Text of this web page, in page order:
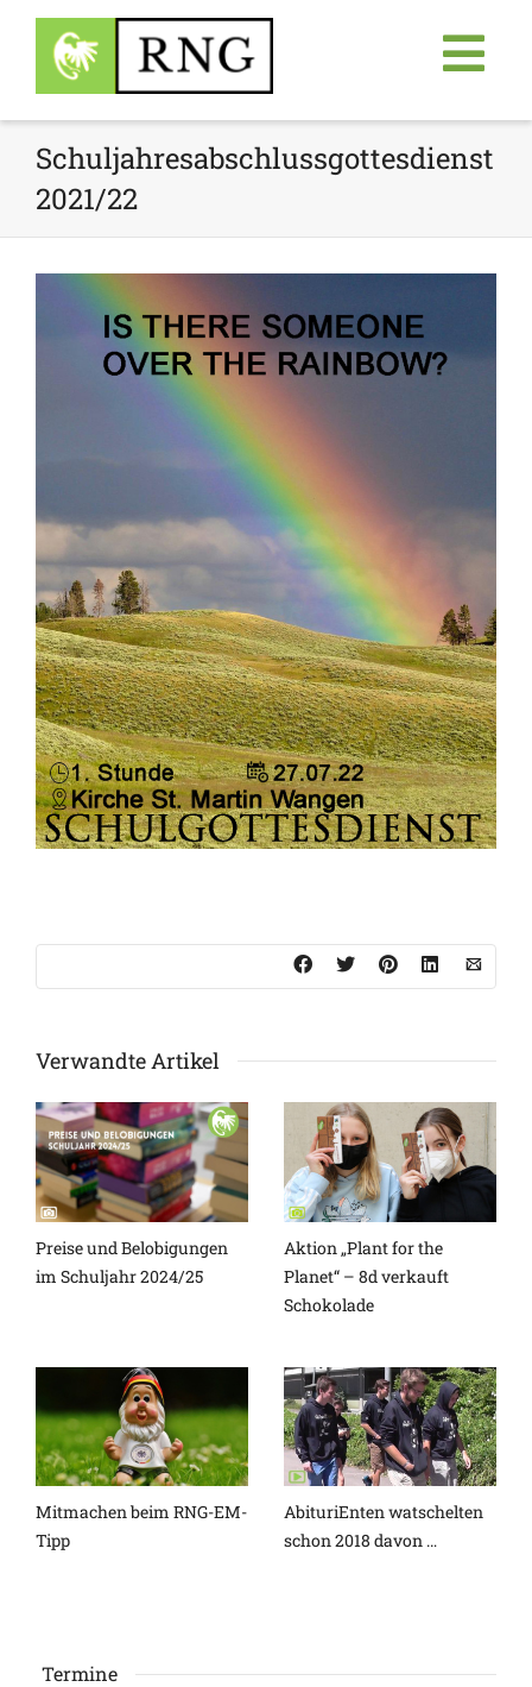
Schuljahresabschlussgottesdienst
2021/22
Verwandte Artikel
Preise und Belobigungen
im Schuljahr 2024/25
Aktion „Plant for the
Planet“ – 8d verkauft
Schokolade
Mitmachen beim RNG-EM-
Tipp
AbituriEnten watschelten
schon 2018 davon …
Termine